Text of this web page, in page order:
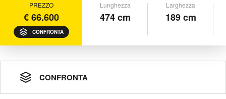
PREZZO
€ 66.600
CONFRONTA
Lunghezza
474 cm
Larghezza
189 cm
CONFRONTA